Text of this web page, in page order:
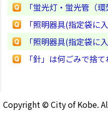
「蛍光灯・蛍光管（
「照明器具(指定袋に
「照明器具(指定袋に
「針」は何ごみで捨
Copyright © City of Kobe.